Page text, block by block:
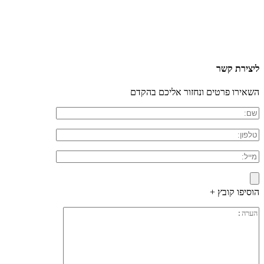
ליצירת קשר
השאירו פרטים ונחזור אליכם בהקדם
הוסיפו קובץ +